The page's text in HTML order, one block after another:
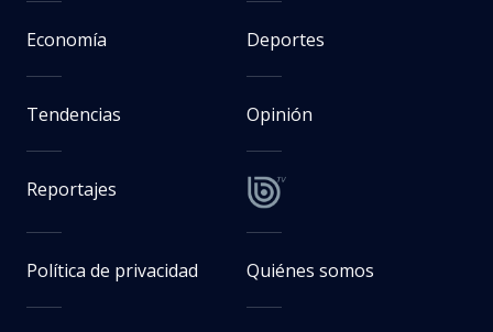
Economía Deportes
Tendencias Opinión
Reportajes
Política de privacidad Quiénes somos